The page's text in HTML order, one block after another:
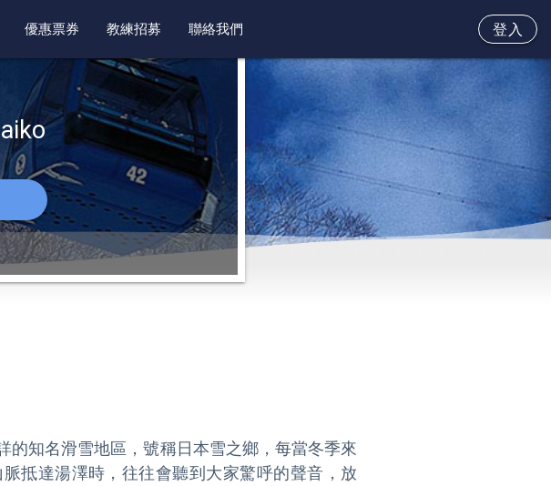
優惠票券 教練招募 聯絡我們 登入
的知名滑雪地區，號稱日本雪之鄉，每當冬季來
抵達湯澤時，往往會聽到大家驚呼的聲音，放